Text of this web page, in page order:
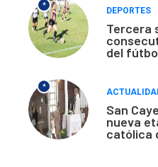
*
DEPORTES
Tercera
del
*
San
nueva
católica